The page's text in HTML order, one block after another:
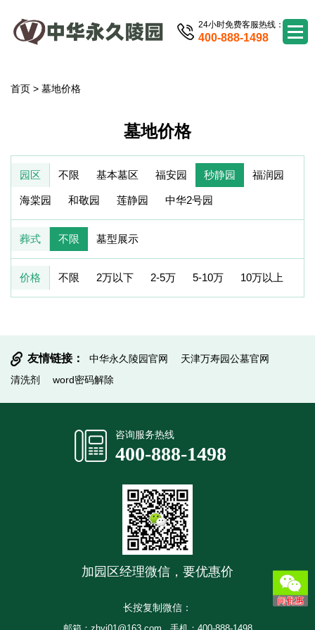
24小时免费客服热线：
400-888-1498
首页 > 墓地价格
墓地价格
园区 不限 基本墓区 福安园 秒静园 福润园
海棠园 和敬园 莲静园 中华2号园
葬式 不限 墓型展示
价格 不限 2万以下 2-5万 5-10万 10万以上
友情链接： 中华永久陵园官网
天津万寿园公墓官网
清洗剂
word密码解除
咨询服务热线
400-888-1498
加园区经理微信，要优惠价
长按复制微信：
提交信息